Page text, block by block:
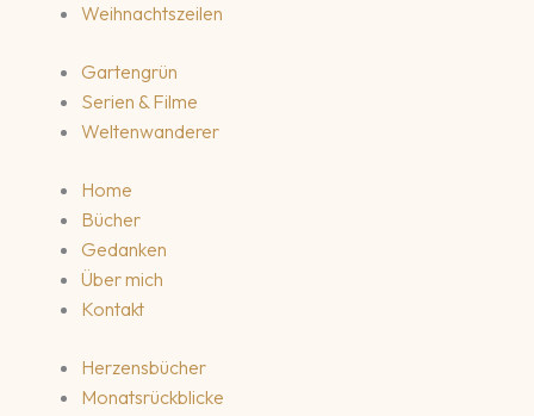
Weihnachtszeilen
Gartengrün
Serien & Filme
Weltenwanderer
Home
Bücher
Gedanken
Über mich
Kontakt
Herzensbücher
Monatsrückblicke